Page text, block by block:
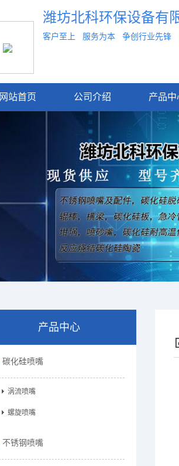
潍坊北科环保设备有
客户至上 服务为本 争创行业先锋
网站首页 公司介绍 产品中
产品中心
碳化硅喷嘴
涡流喷嘴
螺旋喷嘴
不锈钢喷嘴